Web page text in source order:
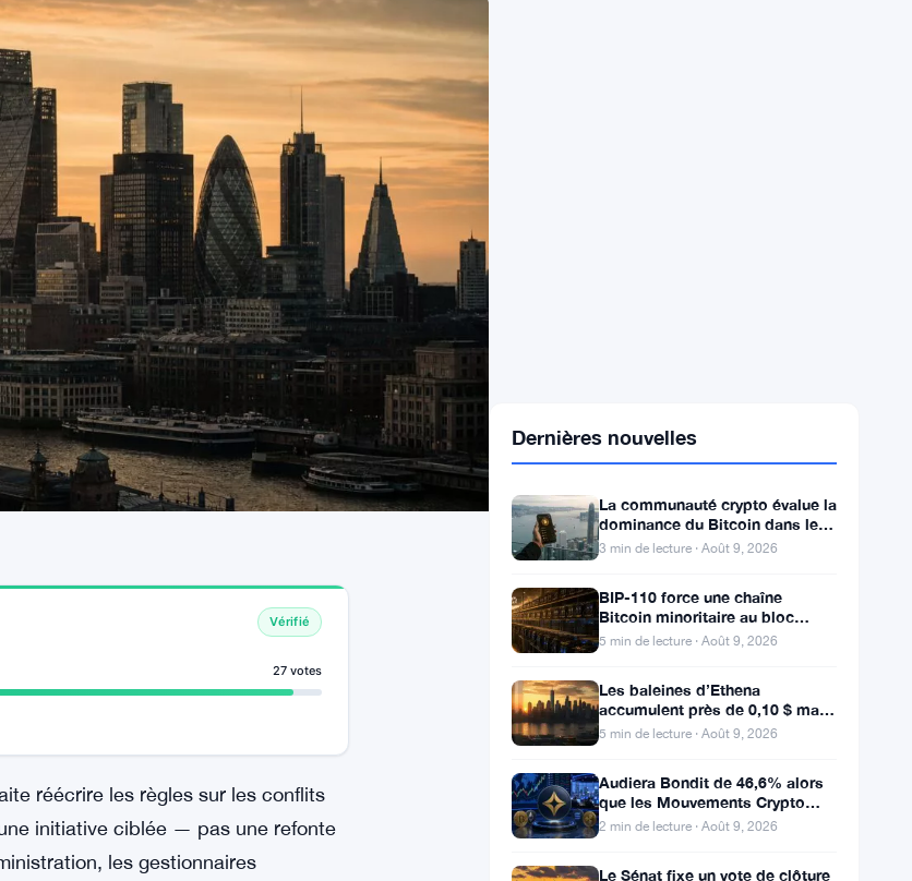
Vérifié
27 votes
réécrire les règles sur les conflits
initiative ciblée — pas une refonte
les gestionnaires
La communauté crypto évalue la
calme du week-end
3 min de lecture · Août 9, 2026
BIP-110 force une chaîne
961,632 avec 2,53% de soutien
5 min de lecture · Août 9, 2026